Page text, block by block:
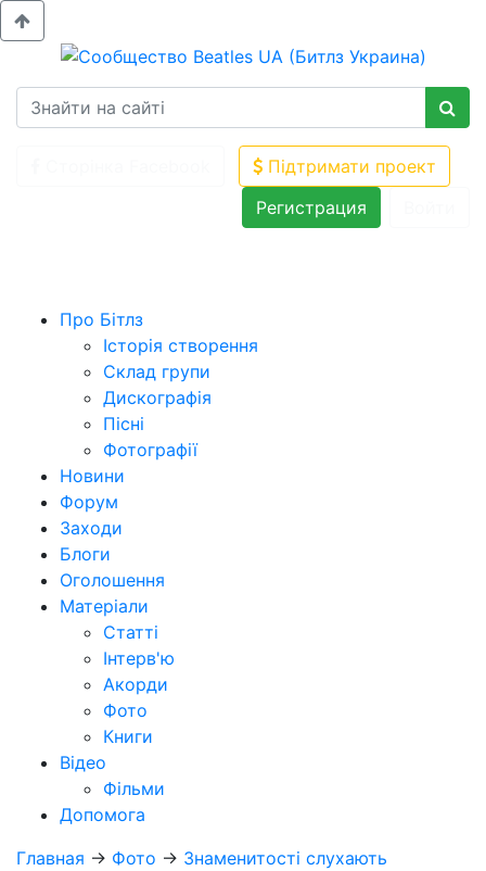
Підтримати проект
Регистрация
Про Бітлз
Історія створення
Склад групи
Дискографія
Пісні
Фотографії
Новини
Форум
Заходи
Блоги
Оголошення
Матеріали
Статті
Інтерв'ю
Акорди
Фото
Книги
Відео
Фільми
Допомога
Главная → Фото → Знаменитості слухають